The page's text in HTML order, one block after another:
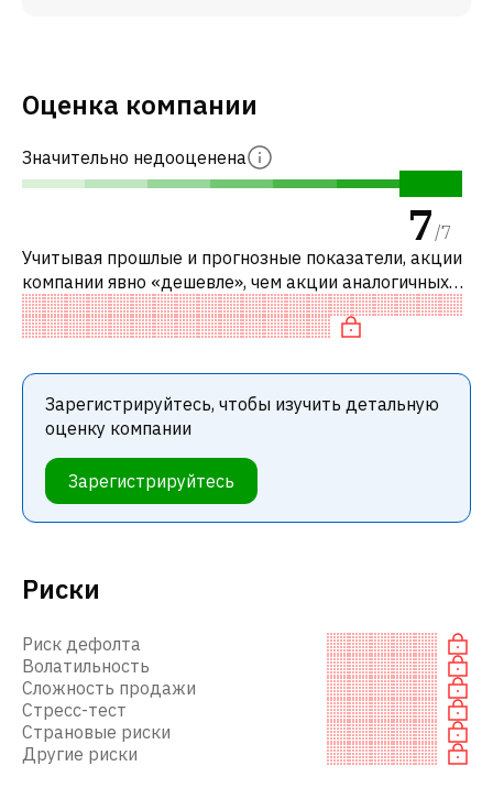
Риски
Риск дефолта
Волатильность
Сложность продажи
Стресс-тест
Страновые риски
Другие риски
Оценка компании
Значительно недооценена
7/7
Учитывая прошлые и прогнозные показатели, акции
компании явно «дешевле», чем акции аналогичных
компаний. В частности, акция компании
недооценена по P/E.
Зарегистрируйтесь, чтобы изучить детальную
оценку компании
Зарегистрируйтесь